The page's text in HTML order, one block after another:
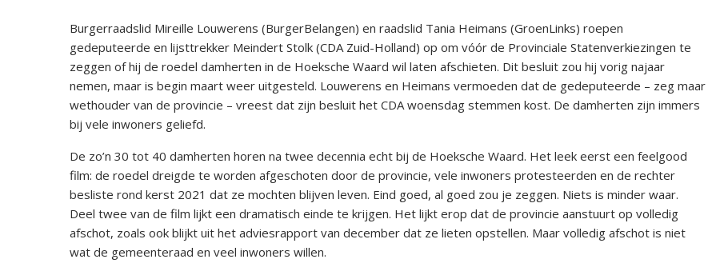
Burgerraadslid Mireille Louwerens (BurgerBelangen) en raadslid Tania Heimans (GroenLinks) roepen
gedeputeerde en lijsttrekker Meindert Stolk (CDA Zuid-Holland) op om vóór de Provinciale Statenverkiezingen te
zeggen of hij de roedel damherten in de Hoeksche Waard wil laten afschieten. Dit besluit zou hij vorig najaar
nemen, maar is begin maart weer uitgesteld. Louwerens en Heimans vermoeden dat de gedeputeerde – zeg maar
wethouder van de provincie – vreest dat zijn besluit het CDA woensdag stemmen kost. De damherten zijn immers
bij vele inwoners geliefd.
De zo’n 30 tot 40 damherten horen na twee decennia echt bij de Hoeksche Waard. Het leek eerst een feelgood
film: de roedel dreigde te worden afgeschoten door de provincie, vele inwoners protesteerden en de rechter
besliste rond kerst 2021 dat ze mochten blijven leven. Eind goed, al goed zou je zeggen. Niets is minder waar.
Deel twee van de film lijkt een dramatisch einde te krijgen. Het lijkt erop dat de provincie aanstuurt op volledig
afschot, zoals ook blijkt uit het adviesrapport van december dat ze lieten opstellen. Maar volledig afschot is niet
wat de gemeenteraad en veel inwoners willen.